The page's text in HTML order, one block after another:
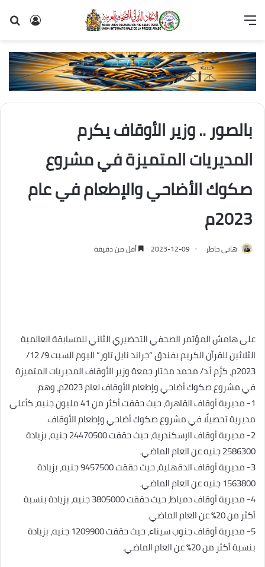
تسجيل
القائمة
بالصور .. وزير الأوقاف يكرم
المديريات المتميزة في مشروع
صكوك الأضاحي والإطعام في عام
2023م
هانى خاطر 2023-12-09 أقل من دقيقة
على هامش المؤتمر الصحفي التحضيري الثاني للمسابقة العالمية
الثلاثين للقرآن الكريم بفندق “جراند نايل تاور” اليوم السبت 9/ 12/
2023م، كرَّم أ.د/ محمد مختار جمعة وزير الأوقاف المديريات المتميزة
في مشروع صكوك أضاحي وإطعام الأوقاف لعام 2023م، وهم:
1- مديرية أوقاف القاهرة، حيث حققت أكثر من 41 مليون جنيه، كأعلى
مديرية تحصيلًا في مشروع صكوك أضاحي وإطعام الأوقاف.
2- مديرية أوقاف الإسكندرية، حيث حققت 24470500 جنيه، بزيادة
2586300 جنيه عن العام الماضي.
3- مديرية أوقاف الدقهلية، حيث حققت 9457500 جنيه، بزيادة
1563800 جنيه عن العام الماضي.
4- مديرية أوقاف دمياط، حيث حققت 3805000 جنيه، بزيادة بنسبة
أكثر من 20% عن العام الماضي.
5- مديرية أوقاف جنوب سيناء، حيث حققت 1209900 جنيه، بزيادة
بنسبة أكثر من 20% عن العام الماضي.